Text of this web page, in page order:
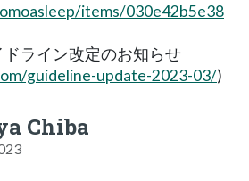
items/030e42b5e38
ライン改定のお知らせ
guideline-update-2023-03/)
Chiba